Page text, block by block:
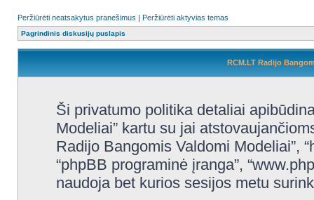
Peržiūrėti neatsakytus pranešimus | Peržiūrėti aktyvias temas
Pagrindinis diskusijų puslapis
RCM.LT Radijo
Ši privatumo politika detaliai
Modeliai” kartu su jai
Radijo Bangomis Valdomi Modeliai”,
“phpBB programinė įranga”,
naudoja bet kurios sesijos metu